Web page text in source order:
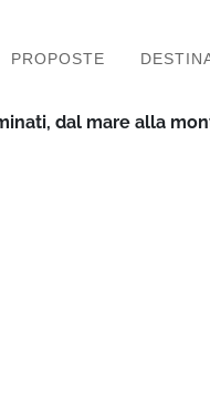
PROPOSTE
dal mare alla